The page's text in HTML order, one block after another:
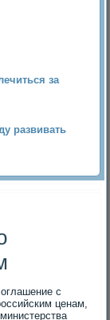
за
развивать
с
ценам,